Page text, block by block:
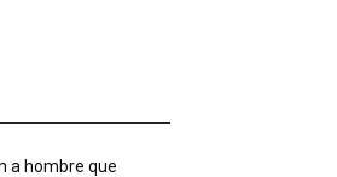
a hombre que